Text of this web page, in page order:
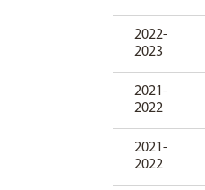
2022-
2023
2021-
2022
2021-
2022